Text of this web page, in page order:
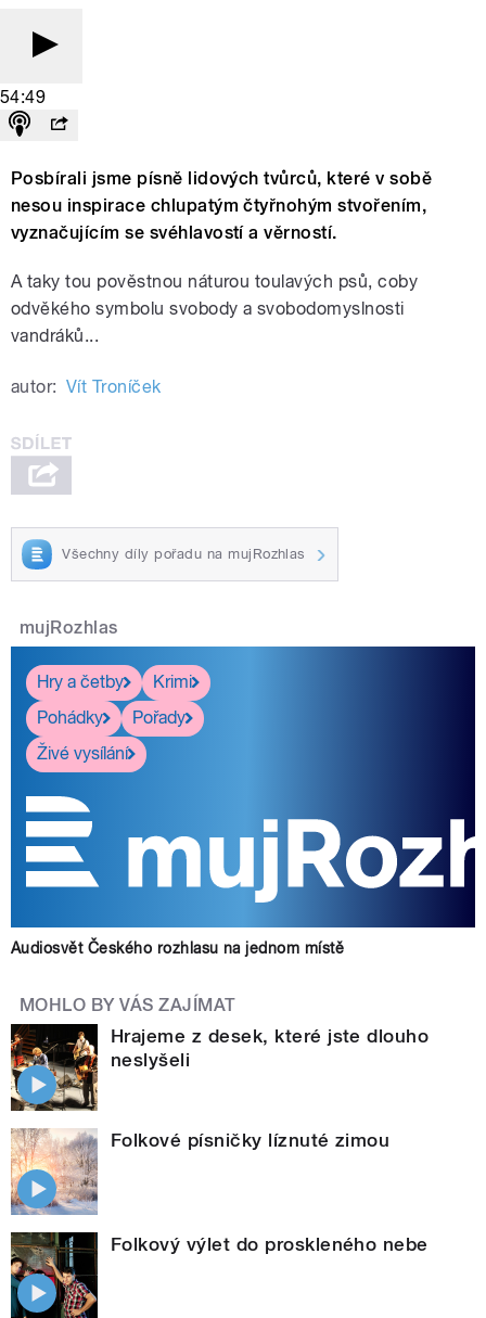
54:49
Posbírali jsme písně lidových tvůrců, které v sobě
nesou inspirace chlupatým čtyřnohým stvořením,
vyznačujícím se svéhlavostí a věrností.
A taky tou pověstnou náturou toulavých psů, coby
odvěkého symbolu svobody a svobodomyslnosti
vandráků...
autor: Vít Troníček
Všechny díly pořadu na mujRozhlas
mujRozhlas
Hry a četby
Krimi
Pohádky
Pořady
Živé vysílání
Audiosvět Českého rozhlasu na jednom místě
MOHLO BY VÁS ZAJÍMAT
Hrajeme z desek, které jste dlouho
neslyšeli
Folkové písničky líznuté zimou
Folkový výlet do proskleného nebe